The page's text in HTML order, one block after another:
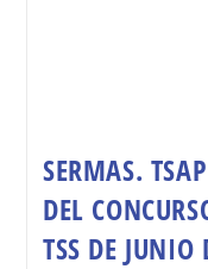
SERMAS.
DEL
TSS DE JUNIO